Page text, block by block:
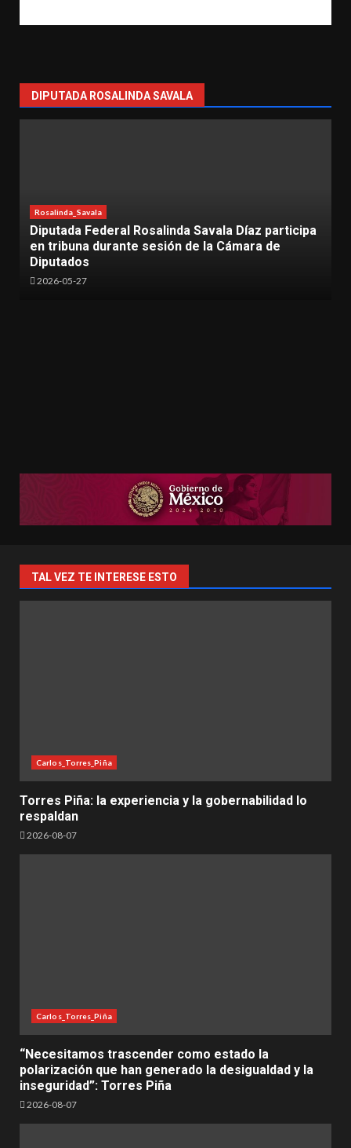
DIPUTADA ROSALINDA SAVALA
participa
de
Lázaro Cárdenas Rosalinda_Savala
Más de 500 mujeres participan en la
TAL VEZ TE INTERESE ESTO
Carlos_Torres_Piña
Torres Piña: la experiencia y la gobernabilidad lo
respaldan
2026-08-07
Carlos_Torres_Piña
“Necesitamos trascender como estado la
polarización que han generado la desigualdad y la
inseguridad”: Torres Piña
2026-08-07